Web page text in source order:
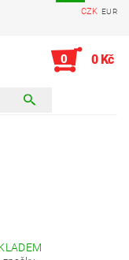
CZK EUR
0 0 Kč